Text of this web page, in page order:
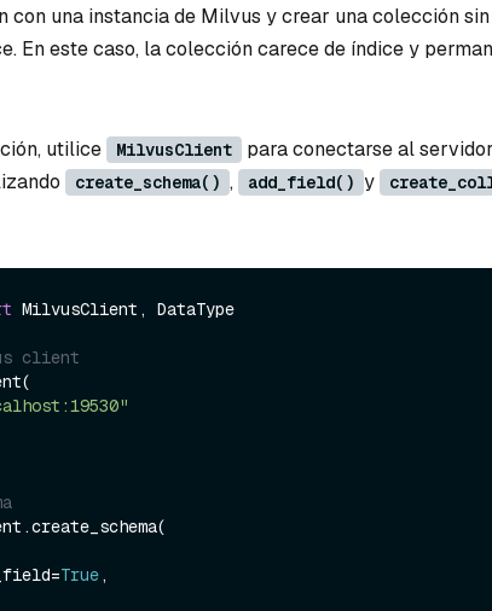
con una instancia de Milvus y crear una colección
En este caso, la colección carece de índice y
utilice MilvusClient
para conectarse al
create_schema() , add_field() y
MilvusClient, DataType
client
True,